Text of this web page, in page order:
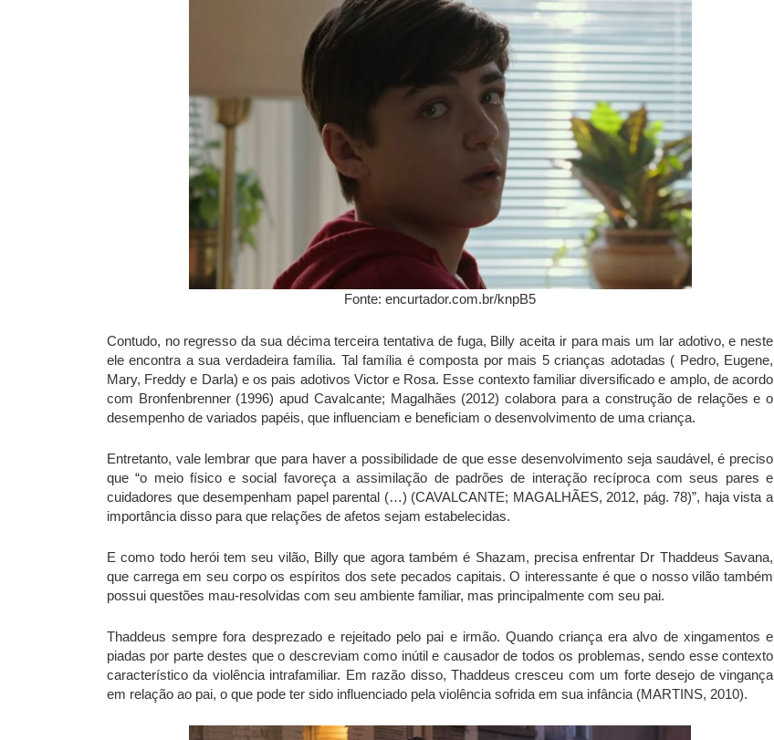
Fonte: encurtador.com.br/knpB5
Contudo, no regresso da sua décima terceira tentativa de fuga, Billy aceita ir para mais um lar adotivo, e neste
ele encontra a sua verdadeira família. Tal família é composta por mais 5 crianças adotadas ( Pedro, Eugene,
Mary, Freddy e Darla) e os pais adotivos Victor e Rosa. Esse contexto familiar diversificado e amplo, de acordo
com Bronfenbrenner (1996) apud Cavalcante; Magalhães (2012) colabora para a construção de relações e o
desempenho de variados papéis, que influenciam e beneficiam o desenvolvimento de uma criança.
Entretanto, vale lembrar que para haver a possibilidade de que esse desenvolvimento seja saudável, é preciso
que “o meio físico e social favoreça a assimilação de padrões de interação recíproca com seus pares e
cuidadores que desempenham papel parental (…) (CAVALCANTE; MAGALHÃES, 2012, pág. 78)”, haja vista a
importância disso para que relações de afetos sejam estabelecidas.
E como todo herói tem seu vilão, Billy que agora também é Shazam, precisa enfrentar Dr Thaddeus Savana,
que carrega em seu corpo os espíritos dos sete pecados capitais. O interessante é que o nosso vilão também
possui questões mau-resolvidas com seu ambiente familiar, mas principalmente com seu pai.
Thaddeus sempre fora desprezado e rejeitado pelo pai e irmão. Quando criança era alvo de xingamentos e
piadas por parte destes que o descreviam como inútil e causador de todos os problemas, sendo esse contexto
característico da violência intrafamiliar. Em razão disso, Thaddeus cresceu com um forte desejo de vingança
em relação ao pai, o que pode ter sido influenciado pela violência sofrida em sua infância (MARTINS, 2010).